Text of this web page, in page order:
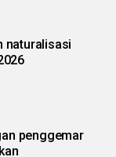
naturalisasi
penggemar